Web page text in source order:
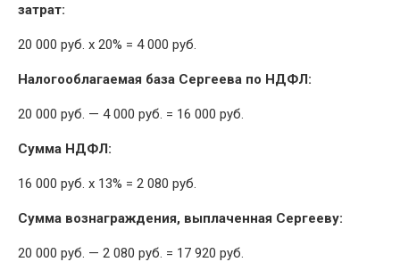
затрат:
20 000 руб. x 20% = 4 000 руб.
Налогооблагаемая база Сергеева по НДФЛ:
20 000 руб. — 4 000 руб. = 16 000 руб.
Сумма НДФЛ:
16 000 руб. x 13% = 2 080 руб.
Сумма вознаграждения, выплаченная Сергееву:
20 000 руб. — 2 080 руб. = 17 920 руб.